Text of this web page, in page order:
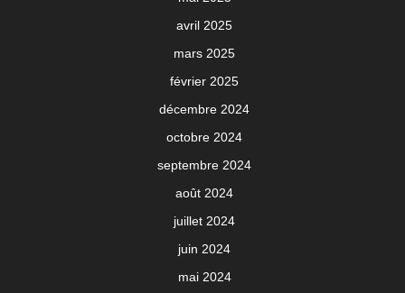
avril 2025
mars 2025
février 2025
décembre 2024
octobre 2024
septembre 2024
août 2024
juillet 2024
juin 2024
mai 2024